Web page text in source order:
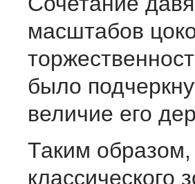
масштабов
было
величие его
Таким
классического